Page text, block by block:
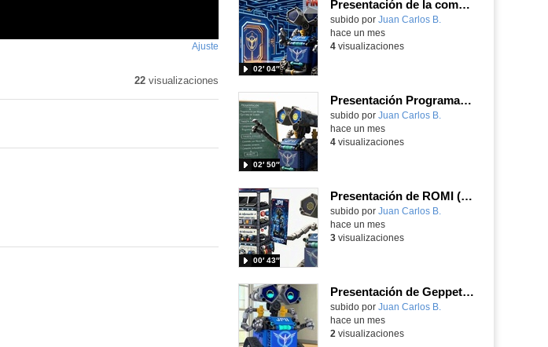
Ajuste
pantalla
22visualizaciones
Presentación de la competición FTE (Find tje Exit) del Juan Pablo II de Parla
Contenido educativo.
subido por Juan Carlos B.
02′ 04″
hace un mes
4visualizaciones
Presentación Programa de Robótica del Juan Pablo II de Parla
Contenido educativo.
subido por Juan Carlos B.
02′ 50″
hace un mes
4visualizaciones
Presentación de ROMI (Taller móvil de robótica) del JPII de Parla
Contenido educativo.
subido por Juan Carlos B.
00′ 43″
hace un mes
3visualizaciones
Presentación de Geppeto (mascota de robótica del JPII de Parla)
Contenido educativo.
subido por Juan Carlos B.
hace un mes
2 visualizaciones